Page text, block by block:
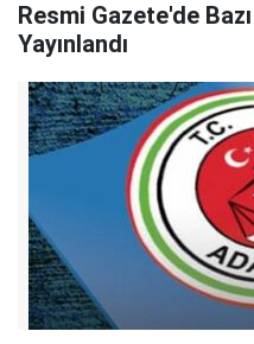
Resmi Gazete'de
Yayınlandı